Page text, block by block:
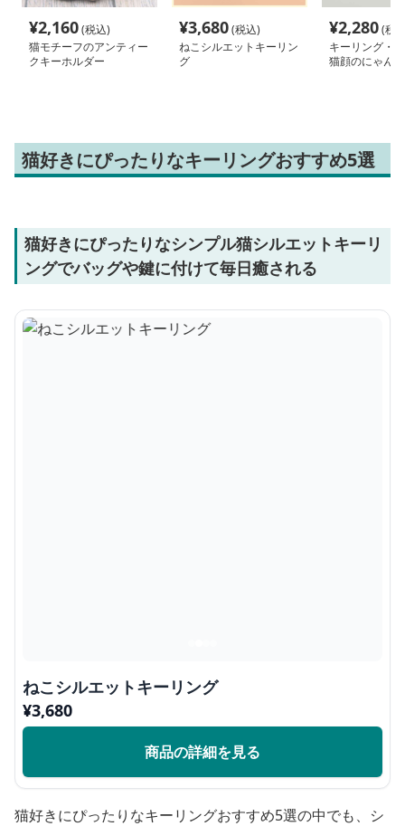
¥2,160(税込)
猫モチーフのアンティー
クキーホルダー
¥3,680(税込)
ねこシルエットキーリン
グ
¥2,280(税
キーリング・
猫顔のにゃん
猫好きにぴったりなキーリングおすすめ5選
猫好きにぴったりなシンプル猫シルエットキーリ
ングでバッグや鍵に付けて毎日癒される
ねこシルエットキーリング
¥3,680
商品の詳細を見る
猫好きにぴったりなキーリングおすすめ5選の中でも、シ